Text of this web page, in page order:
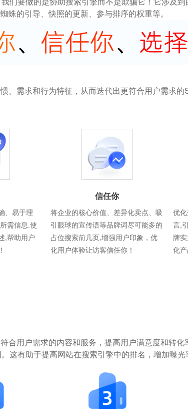
的引导、快照的更新、参与排序的权重等。
需求和行为特征，从而迭代出更符合用户需求的
、易于理
需信息.使
,帮助用户
信任你
将企业的核心价值、差异化卖点、吸
引眼球的宣传语等品牌词尽可能多的
占位搜索前几页,增强用户印象，优
化用户体验让访客信任你！
优
言,
牌
化
合用户需求的内容和服务，提高用户满意度和转
这有助于提高网站在搜索引擎中的排名，增加曝光